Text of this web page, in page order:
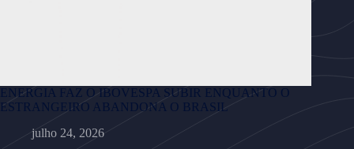
ENERGIA FAZ O IBOVESPA SUBIR ENQUANTO O
ESTRANGEIRO ABANDONA O BRASIL
julho 24, 2026